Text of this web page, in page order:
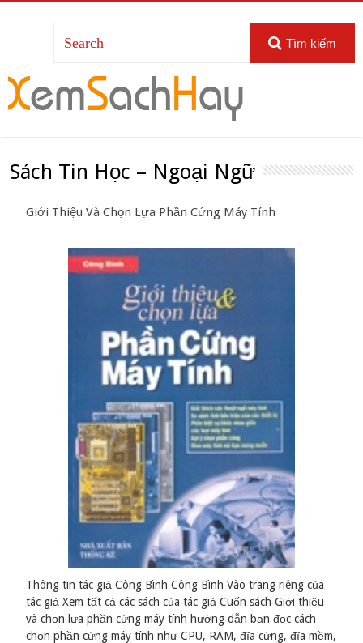
Tìm kiếm
Sách Tin Học – Ngoại Ngữ
Giới Thiệu Và Chọn Lựa Phần Cứng Máy Tính
Thông tin tác giả Công Bình Công Bình Vào trang riêng của
tác giả Xem tất cả các sách của tác giả Cuốn sách Giới thiệu
và chọn lựa phần cứng máy tính hướng dẫn bạn đọc cách
chọn phần cứng máy tính như CPU, RAM, đĩa cứng, đĩa mềm,